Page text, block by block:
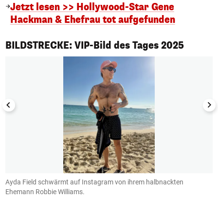
Jetzt lesen >> Hollywood-Star Gene
Hackman & Ehefrau tot aufgefunden
BILDSTRECKE: VIP-Bild des Tages 2025
1/50
Ayda Field schwärmt auf Instagram von ihrem halbnackten
Ehemann Robbie Williams.